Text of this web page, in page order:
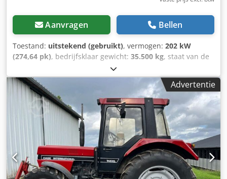
Aanvragen Bellen
Toestand: uitstekend (gebruikt), vermogen: 202 kW
(274,64 pk), bedrijfsklaar gewicht: 35.500 kg, staat van de
2006, bedrijfsturen:
Uitrusting:airconditioning, CASE CX330 Bouwjaar: 2006
Bedrijfstijden: 9.139 uur Dcedpfx Amozp Rm Rs Hek
Gesloten cabine Airconditioning Radio Centrale smering
Standaard giek Steel: 3,30 m Volledige hydraulische
leidingen (voor hamer, grijper, schaar) Snelwisselsysteem
OQ80 1x bak – 800 mm breed 1x grijper – functioneert,
maar heeft reparatie nodig Onderstel in goede staat, circa
70% over Bodemplaten 600 mm breed Isuzu motor met
202 kW CE-keuring Transportafmetingen: 10,8 x 3 x 3,40 m
Bedrijfsgewicht: 35,5 ton.
Advertentie